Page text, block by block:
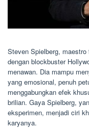
Steven Spielberg,
dengan blockbuster
menawan. Dia mampu
yang emosional, penuh
menggabungkan efek
brilian. Gaya Spielberg,
eksperimen, menjadi ciri
karyanya.